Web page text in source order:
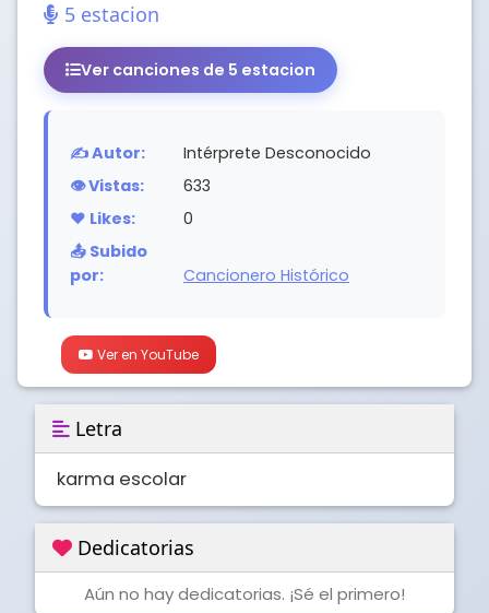
5 estacion
Ver canciones de 5 estacion
✍️ Autor:
Intérprete Desconocido
👁️ Vistas:
633
❤️ Likes:
0
📤 Subido
por:
Cancionero Histórico
Ver en YouTube
Letra
karma escolar
Dedicatorias
Aún no hay dedicatorias. ¡Sé el primero!